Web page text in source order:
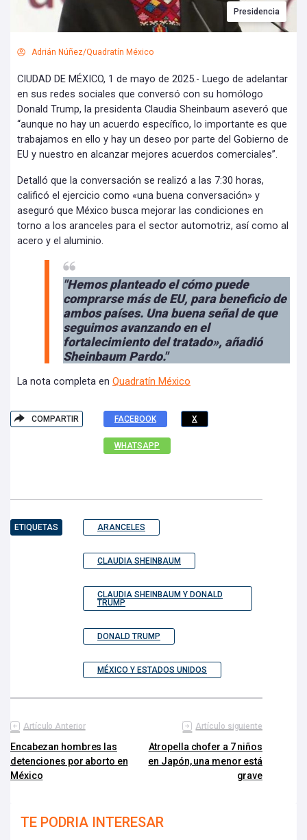
Presidencia
Adrián Núñez/Quadratín México
CIUDAD DE MÉXICO, 1 de mayo de 2025.- Luego de adelantar
en sus redes sociales que conversó con su homólogo
Donald Trump, la presidenta Claudia Sheinbaum aseveró que
“aunque no hay un acuerdo específico, lo importante es que
trabajamos en ello y hay un deseo por parte del Gobierno de
EU y nuestro en alcanzar mejores acuerdos comerciales”.
Detalló que la conversación se realizó a las 7:30 horas,
calificó el ejercicio como «una buena conversación» y
aseguró que México busca mejorar las condiciones en
torno a los aranceles para el sector automotriz, así como al
acero y el aluminio.
"Hemos planteado el cómo puede
comprarse más de EU, para beneficio de
ambos países. Una buena señal de que
seguimos avanzando en el
fortalecimiento del tratado», añadió
Sheinbaum Pardo."
La nota completa en Quadratín México
COMPARTIR FACEBOOK X
WHATSAPP
ETIQUETAS ARANCELES
CLAUDIA SHEINBAUM
CLAUDIA SHEINBAUM Y DONALD
TRUMP
DONALD TRUMP
MÉXICO Y ESTADOS UNIDOS
Artículo Anterior
Encabezan hombres las
detenciones por aborto en
México
Artículo siguiente
Atropella chofer a 7 niños
en Japón, una menor está
grave
TE PODRIA INTERESAR